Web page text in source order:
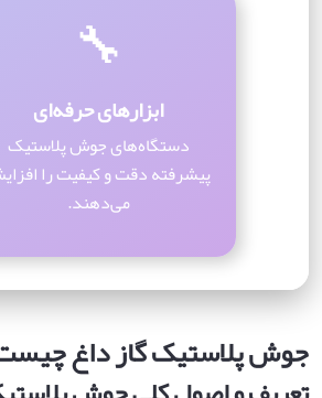
🔧
ابزارهای حرفه‌ای
دستگاه‌های جوش پلاستیک
پیشرفته دقت و کیفیت را
می‌دهند.
جوش پلاستیک گاز داغ